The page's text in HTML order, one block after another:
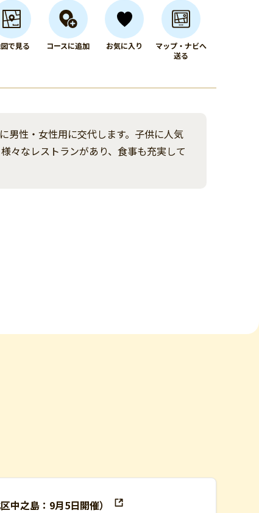
で見る コースに追加 お気に入り
マップ・ナビへ
送る
男性・女性用に交代します。子供に人気
々なレストランがあり、食事も充実して
中之島：9月5日開催）